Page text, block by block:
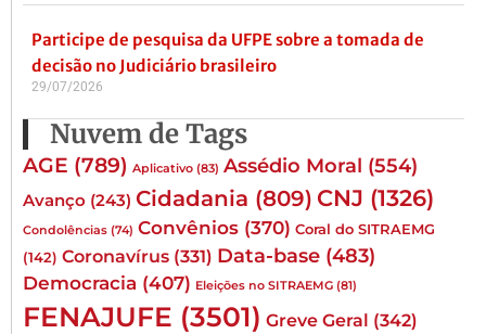
Participe de pesquisa da UFPE sobre a tomada de
decisão no Judiciário brasileiro
29/07/2026
Nuvem de Tags
AGE (789) Aplicativo (83) Assédio Moral (554)
Avanço (243) Cidadania (809) CNJ (1326)
Condolências (74) Convênios (370) Coral do SITRAEMG
(142) Coronavírus (331) Data-base (483)
Democracia (407) Eleições no SITRAEMG (81)
FENAJUFE (3501) Greve Geral (342)